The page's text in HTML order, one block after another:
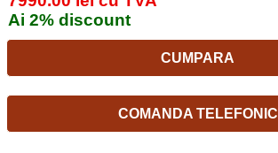
Ai 2% discount
CUMPARA
COMANDA TELEFONIC